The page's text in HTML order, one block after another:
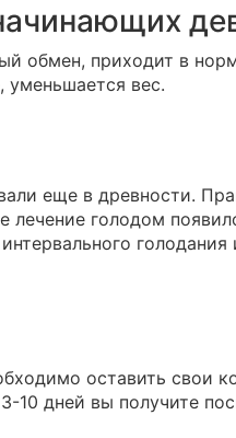
обмен, приходит в
уменьшается вес.
еще в древности.
лечение голодом
голодания
оставить свои
10 дней вы получите